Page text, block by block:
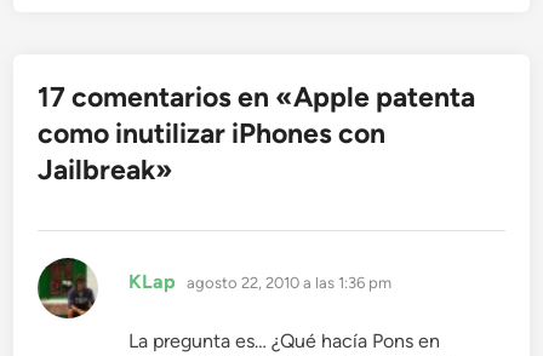
17 comentarios en «Apple patenta
como inutilizar iPhones con
Jailbreak»
KLap dice:
agosto 22, 2010 a las 1:36 pm
La pregunta es… ¿Qué hacía Pons en